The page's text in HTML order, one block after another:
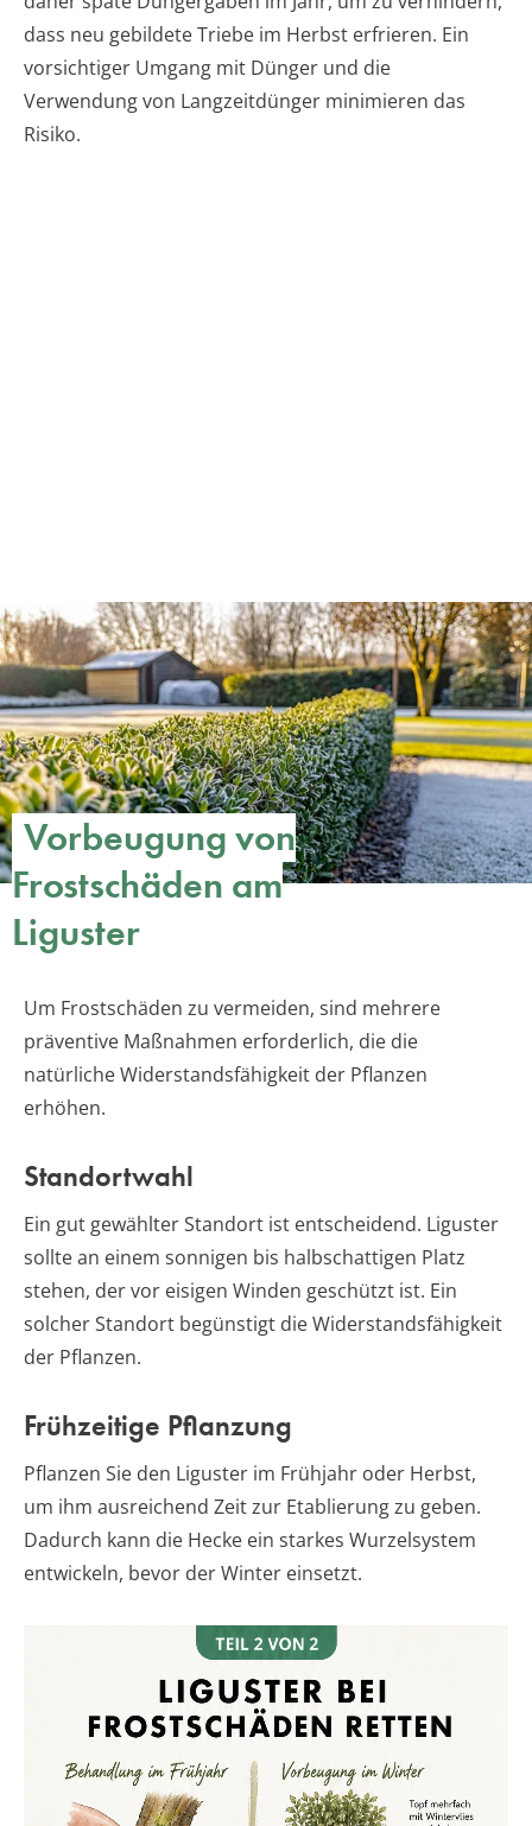
dass neu gebildete Triebe im Herbst erfrieren. Ein
vorsichtiger Umgang mit Dünger und die
Verwendung von Langzeitdünger minimieren das
Risiko.
Vorbeugung von
Frostschäden am
Liguster
Um Frostschäden zu vermeiden, sind mehrere
präventive Maßnahmen erforderlich, die die
natürliche Widerstandsfähigkeit der Pflanzen
erhöhen.
Standortwahl
Ein gut gewählter Standort ist entscheidend. Liguster
sollte an einem sonnigen bis halbschattigen Platz
stehen, der vor eisigen Winden geschützt ist. Ein
solcher Standort begünstigt die Widerstandsfähigkeit
der Pflanzen.
Frühzeitige Pflanzung
Pflanzen Sie den Liguster im Frühjahr oder Herbst,
um ihm ausreichend Zeit zur Etablierung zu geben.
Dadurch kann die Hecke ein starkes Wurzelsystem
entwickeln, bevor der Winter einsetzt.